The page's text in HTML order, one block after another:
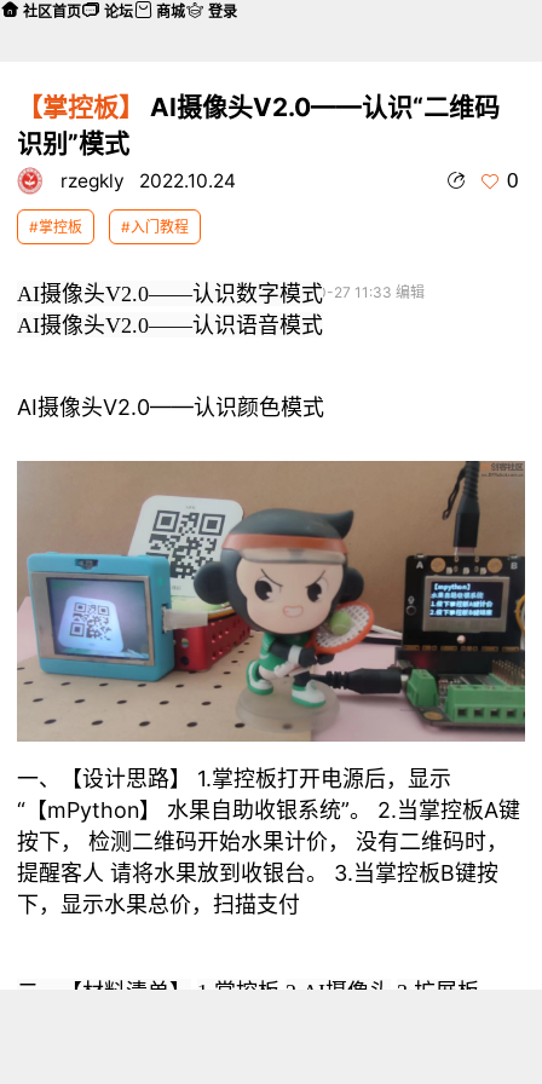
【掌控板】
AI摄像头V2.0——认识“二维码
识别”模式
rzegkly 2022.10.24 0
#掌控板 #入门教程
本帖最后由 rzegkly 于 2022-10-27 11:33 编辑
AI摄像头V2.0——认识数字模式
AI摄像头V2.0——认识语音模式
AI摄像头V2.0——认识颜色模式
一、【设计思路】
1.掌控板打开电源后，显示
“【mPython】 水果自助收银系统”。
2.当掌控板A键
按下，
检测二维码开始水果计价，
没有二维码时，
提醒客人 请将水果放到收银台。
3.当掌控板B键按
下，显示水果总价，扫描支付
二、【材料清单】 1. 掌控板 2. AI摄像头 3. 扩展板
社区首页 论坛 商城 登录